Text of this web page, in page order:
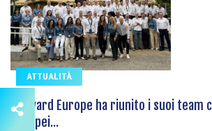
ATTUALITÀ
Hayward Europe ha riunito i suoi team
europei...